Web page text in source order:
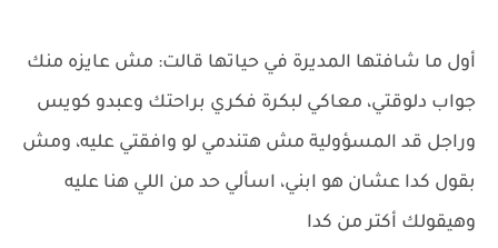
أول ما شافتها المديرة في حياتها قالت: مش عايزه منك
جواب دلوقتي، معاكي لبكرة فكري براحتك وعبدو كويس
وراجل قد المسؤولية مش هتندمي لو وافقتي عليه، ومش
بقول كدا عشان هو ابني، اسألي حد من اللي هنا عليه
وهيقولك أكتر من كدا